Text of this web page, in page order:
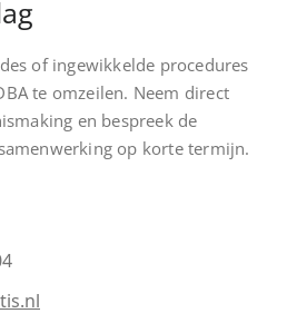
of ingewikkelde procedures
te omzeilen. Neem direct
en bespreek de
op korte termijn.